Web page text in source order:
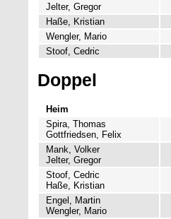
Jelter, Gregor
Haße, Kristian
Wengler, Mario
Stoof, Cedric
Doppel
Heim
Spira, Thomas
Gottfriedsen, Felix
Mank, Volker
Jelter, Gregor
Stoof, Cedric
Haße, Kristian
Engel, Martin
Wengler, Mario